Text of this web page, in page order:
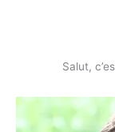
Salut,